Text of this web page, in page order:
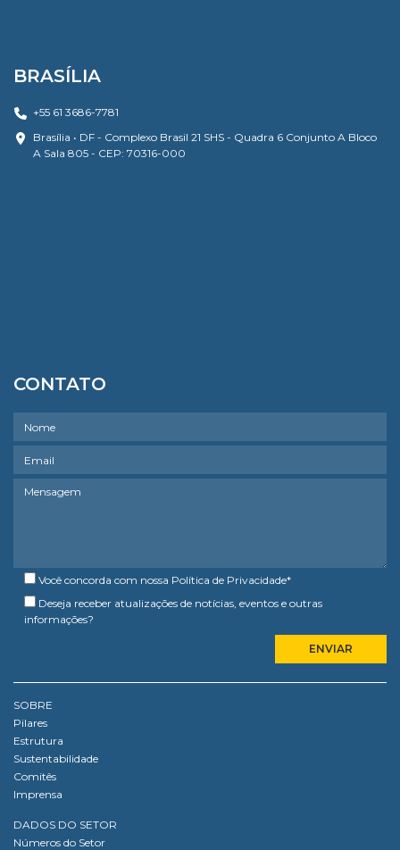
BRASÍLIA
+55 61 3686-7781
Brasília • DF - Complexo Brasil 21 SHS - Quadra 6 Conjunto A Bloco
A Sala 805 - CEP: 70316-000
CONTATO
Você concorda com nossa Política de Privacidade*
Deseja receber atualizações de notícias, eventos e outras
informações?
SOBRE
Pilares
Estrutura
Sustentabilidade
Comitês
Imprensa
DADOS DO SETOR
Números do Setor